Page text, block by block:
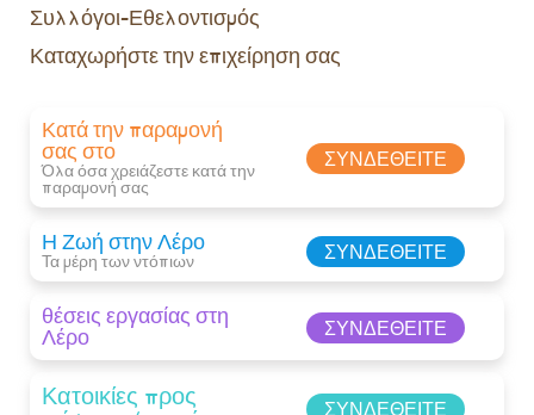
Συλλόγοι-Εθελοντισμός
Καταχωρήστε την επιχείρηση σας
Κατά την παραμονή
σας στο
Όλα όσα χρειάζεστε κατά την
παραμονή σας​
ΣΥΝΔΕΘΕΊΤΕ
Η Ζωή στην Λέρο
Τα μέρη των ντόπιων ΣΥΝΔΕΘΕΊΤΕ
θέσεις εργασίας στη
Λέρο ΣΥΝΔΕΘΕΊΤΕ
Κατοικίες προς ΣΥΝΔΕΘΕΊΤΕ